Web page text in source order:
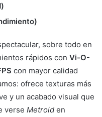
sobre todo en
rápidos con Vi-O-
con mayor calidad
ofrece texturas más
y un acabado visual que
verse Metroid en